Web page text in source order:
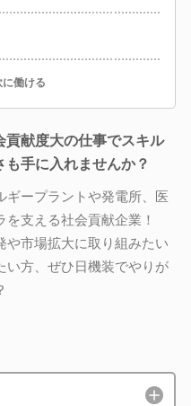
働ける
貢献度大の仕事でスキル
手に入れませんか？
ギープラントや発電所、医
支える社会貢献企業！
や市場拡大に取り組みたい
い方、ぜひ日機装でやりが